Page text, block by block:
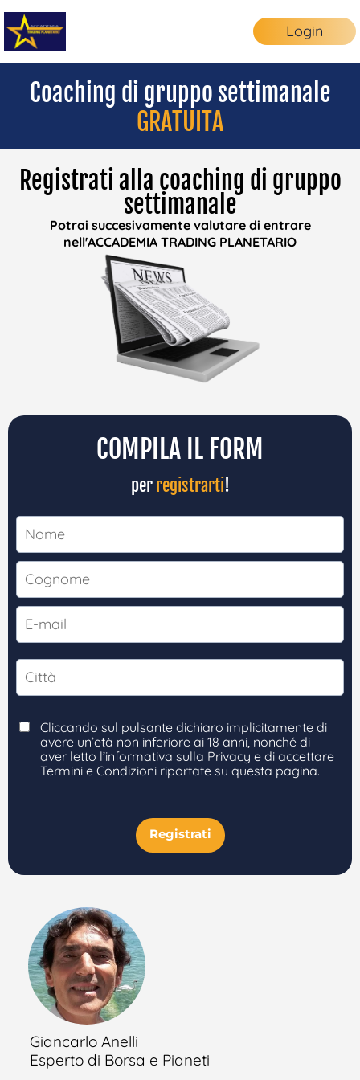
Login
Coaching di gruppo settimanale
GRATUITA
Registrati alla coaching di gruppo
settimanale
Potrai succesivamente valutare di entrare
nell'ACCADEMIA TRADING PLANETARIO
COMPILA IL FORM
perregistrarti!
Cliccando sul pulsante dichiaro implicitamente di
avere un’età non inferiore ai 18 anni, nonché di
aver letto l’informativa sulla Privacy e di accettare
Termini e Condizioni riportate su questa pagina.
Registrati
Giancarlo Anelli
Esperto di Borsa e Pianeti